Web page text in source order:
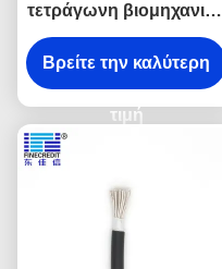
τετράγωνη βιομηχανική
UV αντίσταση VDE
ηλεκτρικών καλωδίων
Βρείτε την καλύτερη
τιμή